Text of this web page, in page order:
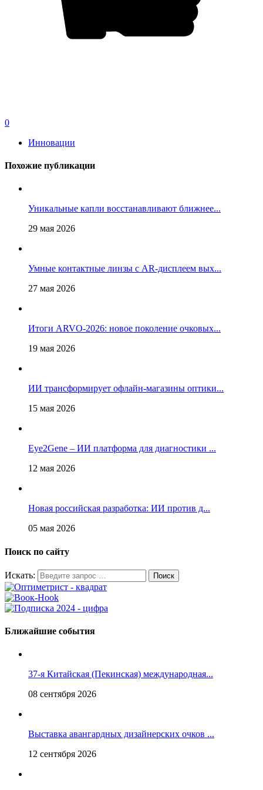
0
Инновации
Похожие публикации
Уникальные капли восстанавливают ближнее...
29 мая 2026
Умные контактные линзы с AR-дисплеем вых...
27 мая 2026
Итоги ARVO-2026: новое поколение очковых...
19 мая 2026
ИИ трансформирует офлайн‑магазины оптики...
15 мая 2026
Eye2Gene – ИИ платформа для диагностики ...
12 мая 2026
Новая российская разработка: ИИ против д...
05 мая 2026
Поиск по сайту
Искать:
Ближайшие события
37-я Китайская (Пекинская) международная...
08 сентября 2026
Выставка авангардных дизайнерских очков ...
12 сентября 2026